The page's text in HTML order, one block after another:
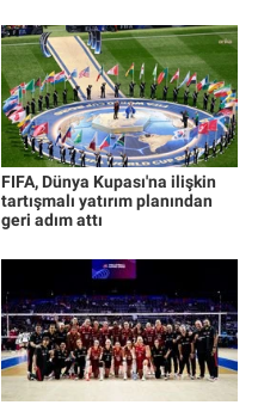
FIFA, Dünya Kupası'na ilişkin
tartışmalı yatırım planından
geri adım attı